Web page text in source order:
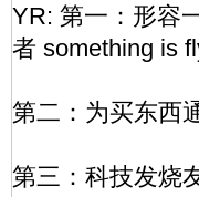
YR: 第一：形容
者 something is
第二：为买东西
第三：科技发烧